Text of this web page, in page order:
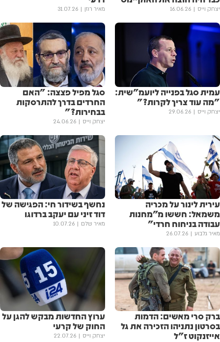
יצחק וייס 16.06.26 מאיר רוזן 31.07.26
עמית סגל בפנייה ליועמ"שית:
"מה עוד צריך לקרות?"
יצחק וייס 29.06.26
סגל מפיל פצצה: "האם
החרדים בדרך להתרסקות
בבחירות?"
יצחק וייס 24.06.26
עירית לינור על מכריה
משמאל: חששו מ״מחנות
עבודה בניחוח חרדי״
מאיר גלבוע 26.07.26
נחשף בשידור חי: הפגישה של
דוד זיני עם יעקב ברדוגו
מאיר שלם 10.07.26
ברק סרי מאשים: הדמות
בסרטון נתניהו הזכירה את גל
אייזנקוט ז”ל
ערוץ החדשות מבקש להגן על
החוק של קרעי
יצחק וייס 22.07.26